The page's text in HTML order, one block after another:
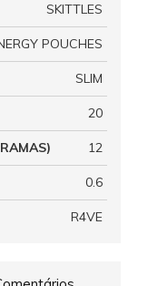
SKITTLES
POUCHES
SLIM
20
12
0.6
R4VE